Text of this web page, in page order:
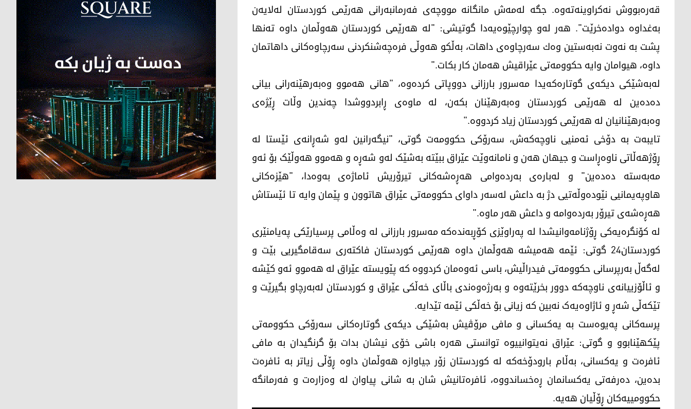
قەرەبووش نەکراوینەتەوە. جگە لەمەش مانگانە مووچەی فەرمانبەرانی هەرێمی کوردستان لەلایەن
بەغداوە دوادەخرێت". هه‌ر له‌و چوارچێوه‌یه‌دا گوتیشی: "لە هەرێمی کوردستان هەوڵمان داوە تەنها
پشت بە نەوت نەبەستین وه‌ك سەرچاوەی داهات، بەڵکو هەوڵی فرەچەشنکردنی سەرچاوەکانی داهاتمان
داوە، هیوامان وایە حکوومەتی عێراقیش هەمان کار بکات."
له‌به‌شێكی دیكه‌ی گوتاره‌كه‌یدا مه‌سرور بارزانی دووپاتی كرده‌وه‌، "هانی هەموو وەبەر‌هێنەرانی بیانی
دەدەین لە هەرێمی کوردستان وەبەرهێنان بکەن، لە ماوەی ڕابردووشدا چەندين وڵات ڕێژەی
وەبەرهێنانیان لە هەرێمی کوردستان زیاد کردووە."
تایبه‌ت به‌ دۆخی ئه‌منیی ناوچه‌كه‌ش، سه‌رۆكی حكوومه‌ت گوتی، "نیگەرانین لەو شەڕانەی ئێستا لە
ڕۆژهەڵاتی ناوەڕاست و جیهان هەن و نامانەوێت عێراق ببێتە بەشێک لەو شەڕە و هەموو هەوڵێک بۆ ئەو
مەبەستە دەدەین" و له‌باره‌ی به‌رده‌وامی هه‌ڕه‌شه‌كانی تیرۆریش ئاماژه‌ی به‌وه‌دا، "هێزەکانی
هاوپەیمانیی نێودەوڵەتیی دژ بە داعش لەسەر داوای حکوومەتی عێراق هاتوون و پێمان وایە تا ئێستاش
هەڕەشەی تیرۆر بەردەوامە و داعش هەر ماوە."
له‌ كۆنگره‌یه‌كی ڕۆژنامه‌وانیشدا له‌ په‌راوێزی كۆڕبه‌نده‌كه‌ مه‌سرور بارزانی له‌ وه‌ڵامی پرسیارێكی په‌یامنێری
كوردستان24 گوتی: ئێمە هەمیشە هەوڵمان داوە هەرێمی کوردستان فاکتەری سەقامگیریی بێت و
لەگەڵ بەرپرسانی حکوومەتی فیدراڵیش، باسی ئەوەمان کردووە کە پێویستە عێراق لە هەموو ئەو کێشە
و ئاڵۆزییانەی ناوچەکە دوور بخرێتەوە و بەرژەوەندی باڵای خەڵکی عێراق و کوردستان لەبەرچاو بگیرێت و
تێکەڵی شەڕ و ئاژاوەیەک نەبین کە زیانی بۆ خەڵکی ئێمە تێدایە.
پرسه‌كانی په‌یوه‌ست به‌ یه‌كسانی و مافی مرۆڤیش به‌شێكی دیكه‌ی گوتاره‌كانی سه‌رۆكی حكوومه‌تی
پێكهێنابوو و گوتی: عێراق نه‌یتوانییوە توانستی هەرە باشی خۆی نیشان بدات بۆ گرنگیدان بە مافی
ئافرەت و یەکسانی، بەڵام بارودۆخەکە لە کوردستان زۆر جیاوازە هەوڵمان داوە ڕۆڵی زیاتر بە ئافرەت
بدەین، دەرفەتی یەکسانمان ڕەخساندووە، ئافرەتانیش شان بە شانی پیاوان لە وەزارەت و فەرمانگە
حکوومییەکان ڕۆڵیان هەیە.